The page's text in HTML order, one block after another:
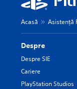
Acasă Asistență
Despre
Despre SIE
Cariere
PlayStation Studios